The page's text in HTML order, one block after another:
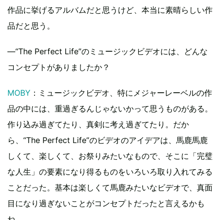
作品に挙げるアルバムだと思うけど、本当に素晴らしい作
品だと思う。
―“The Perfect Life”のミュージックビデオには、どんな
コンセプトがありましたか？
MOBY ：ミュージックビデオ、特にメジャーレーベルの作
品の中には、重過ぎるんじゃないかって思うものがある。
作り込み過ぎてたり、真剣に考え過ぎてたり。だか
ら、“The Perfect Life”のビデオのアイデアは、馬鹿馬鹿
しくて、楽しくて、お祭りみたいなもので、そこに「完璧
な人生」の要素になり得るものをいろいろ取り入れてみる
ことだった。基本は楽しくて馬鹿みたいなビデオで、真面
目になり過ぎないことがコンセプトだったと言えるかも